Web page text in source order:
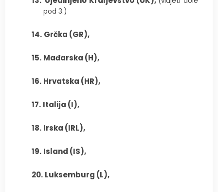
pod 3.)
14. Grčka (GR),
15. Mađarska (H),
16. Hrvatska (HR),
17. Italija (I),
18. Irska (IRL),
19. Island (IS),
20. Luksemburg (L),